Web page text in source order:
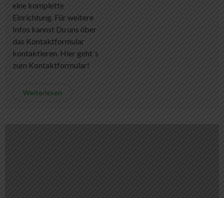
eine komplette
Einrichtung. Für weitere
Infos kannst Du uns über
das Kontaktformular
kontaktieren. Hier geht´s
zum Kontaktformular!
Weiterlesen